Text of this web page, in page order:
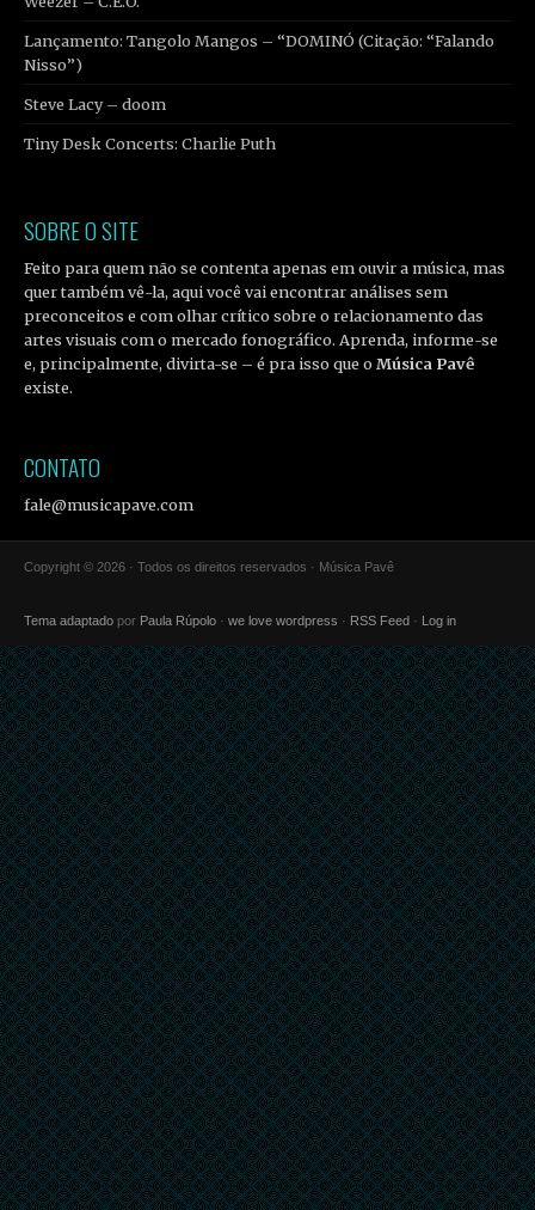
Lançamento: Tangolo Mangos – “DOMINÓ (Citação: “Falando
Nisso”)
Steve Lacy – doom
Tiny Desk Concerts: Charlie Puth
SOBRE O SITE
Feito para quem não se contenta apenas em ouvir a música, mas
quer também vê-la, aqui você vai encontrar análises sem
preconceitos e com olhar crítico sobre o relacionamento das
artes visuais com o mercado fonográfico. Aprenda, informe-se
e, principalmente, divirta-se – é pra isso que oMúsica Pavê
existe.
CONTATO
fale@musicapave.com
Copyright © 2026 · Todos os direitos reservados · Música Pavê
Tema adaptado por Paula Rúpolo · we love wordpress · RSS Feed · Log in